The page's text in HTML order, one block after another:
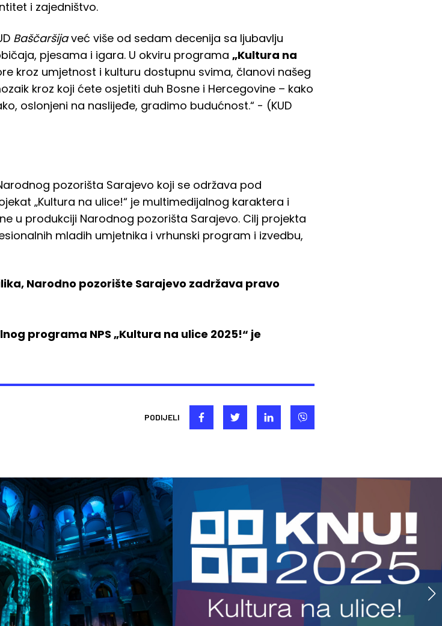
i zajedništvo.
Baščaršija već više od sedam decenija sa ljubavlju
pjesama i igara. U okviru programa „Kultura na
kroz umjetnost i kulturu dostupnu svima, članovi našeg
kroz koji ćete osjetiti duh Bosne i Hercegovine – kako
oslonjeni na naslijeđe, gradimo budućnost.“ - (KUD
pozorišta Sarajevo koji se održava pod
„Kultura na ulice!“ je multimedijalnog karaktera i
u produkciji Narodnog pozorišta Sarajevo. Cilj projekta
mladih umjetnika i vrhunski program i izvedbu,
Narodno pozorište Sarajevo zadržava pravo
programa NPS „Kultura na ulice 2025!“ je
PODIJELI